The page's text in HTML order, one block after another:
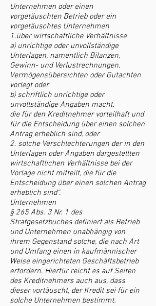
Unternehmen oder einen
vorgetäuschten Betrieb oder ein
vorgetäuschtes Unternehmen
1.über wirtschaftliche Verhältnisse
a) unrichtige oder unvollständige
Unterlagen, namentlich Bilanzen,
Gewinn- und Verlustrechnungen,
Vermögensübersichten oder Gutachten
vorlegt oder
b) schriftlich unrichtige oder
unvollständige Angaben macht,
die für den Kreditnehmer vorteilhaft und
für die Entscheidung über einen solchen
Antrag erheblich sind, oder
2. solche Verschlechterungen der in den
Unterlagen oder Angaben dargestellten
wirtschaftlichen Verhältnisse bei der
Vorlage nicht mitteilt, die für die
Entscheidung über einen solchen Antrag
erheblich sind“.
Unternehmen
§ 265 Abs. 3 Nr. 1 des
Strafgesetzbuches definiert als Betrieb
und Unternehmen unabhängig von
ihrem Gegenstand solche, die nach Art
und Umfang einen in kaufmännischer
Weise eingerichteten Geschäftsbetrieb
erfordern. Hierfür reicht es auf Seiten
des Kreditnehmers auch aus, dass
dieser vortäuscht, der Kredit sei für ein
solche Unternehmen bestimmt.